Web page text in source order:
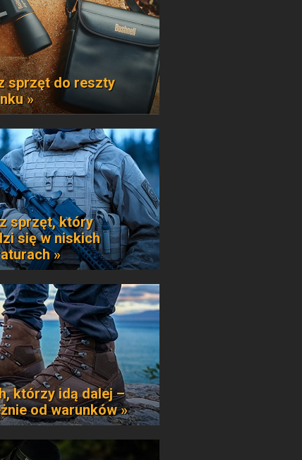
sprzęt do reszty
»
sprzęt, który
się w niskich
»
którzy idą dalej –
od warunków »